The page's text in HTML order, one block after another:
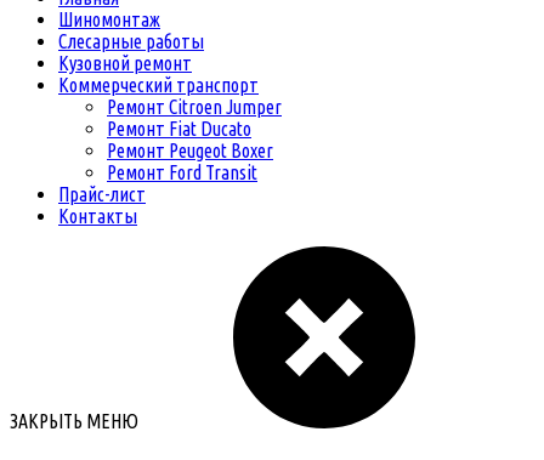
Шиномонтаж
Слесарные работы
Кузовной ремонт
Коммерческий транспорт
Ремонт Citroen Jumper
Ремонт Fiat Ducato
Ремонт Peugeot Boxer
Ремонт Ford Transit
Прайс-лист
Контакты
ЗАКРЫТЬ МЕНЮ